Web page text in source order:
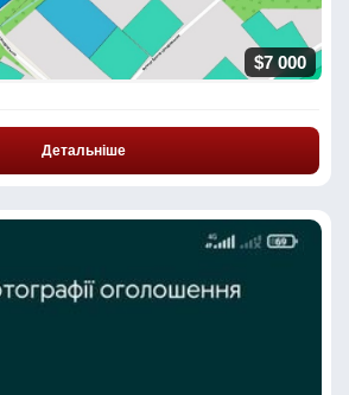
$7 000
Детальніше